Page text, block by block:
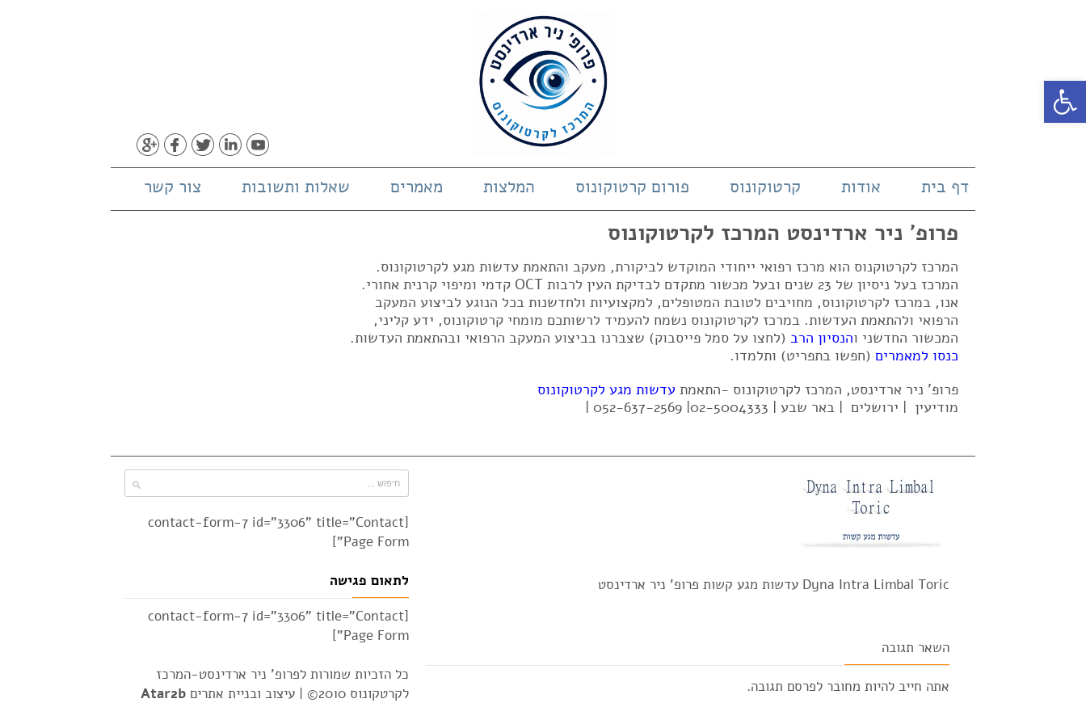
פתח סרגל נגישות
דף בית אודות קרטוקונוס פורום קרטוקונוס המלצות מאמרים שאלות ותשובות צור קשר
פרופ' ניר ארדינסט המרכז לקרטוקונוס
המרכז לקרטוקנוס הוא מרכז רפואי ייחודי המוקדש לביקורת, מעקב והתאמת עדשות מגע לקרטוקונוס.
המרכז בעל ניסיון של 23 שנים ובעל מכשור מתקדם לבדיקת העין לרבות OCT קדמי ומיפוי קרנית אחורי.
אנו, במרכז לקרטוקונוס, מחויבים לטובת המטופלים, למקצועיות ולחדשנות בכל הנוגע לביצוע המעקב
הרפואי ולהתאמת העדשות. במרכז לקרטוקונוס נשמח להעמיד לרשותכם מומחי קרטוקונוס, ידע קליני,
המכשור החדשני והנסיון הרב (לחצו על סמל פייסבוק) שצברנו בביצוע המעקב הרפואי ובהתאמת העדשות.
כנסו למאמרים (חפשו בתפריט) ותלמדו.
פרופ' ניר ארדינסט, המרכז לקרטוקונוס -התאמת עדשות מגע לקרטוקונוס
מודיעין | ירושלים | באר שבע | 02-5004333| 052-637-2569 |
Dyna Intra Limbal Toric עדשות מגע קשות פרופ' ניר ארדינסט
השאר תגובה
אתה חייב להיות מחובר לפרסם תגובה.
[contact-form-7 id="3306" title="Contact
Page Form"]
לתאום פגישה
[contact-form-7 id="3306" title="Contact
Page Form"]
כל הזכיות שמורות לפרופ' ניר ארדינסט-המרכז
לקרטקונוס 2010© |
עיצוב ובניית אתרים Atar2b